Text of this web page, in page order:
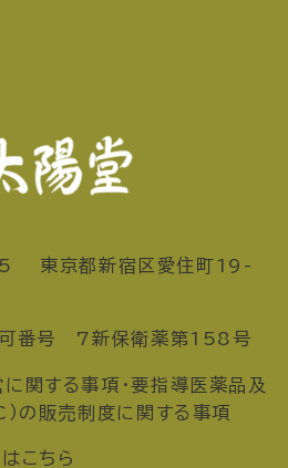
東京都新宿区愛住町19-
可番号 7新保衛薬第158号
関する事項・要指導医薬品及
の販売制度に関する事項
こちら